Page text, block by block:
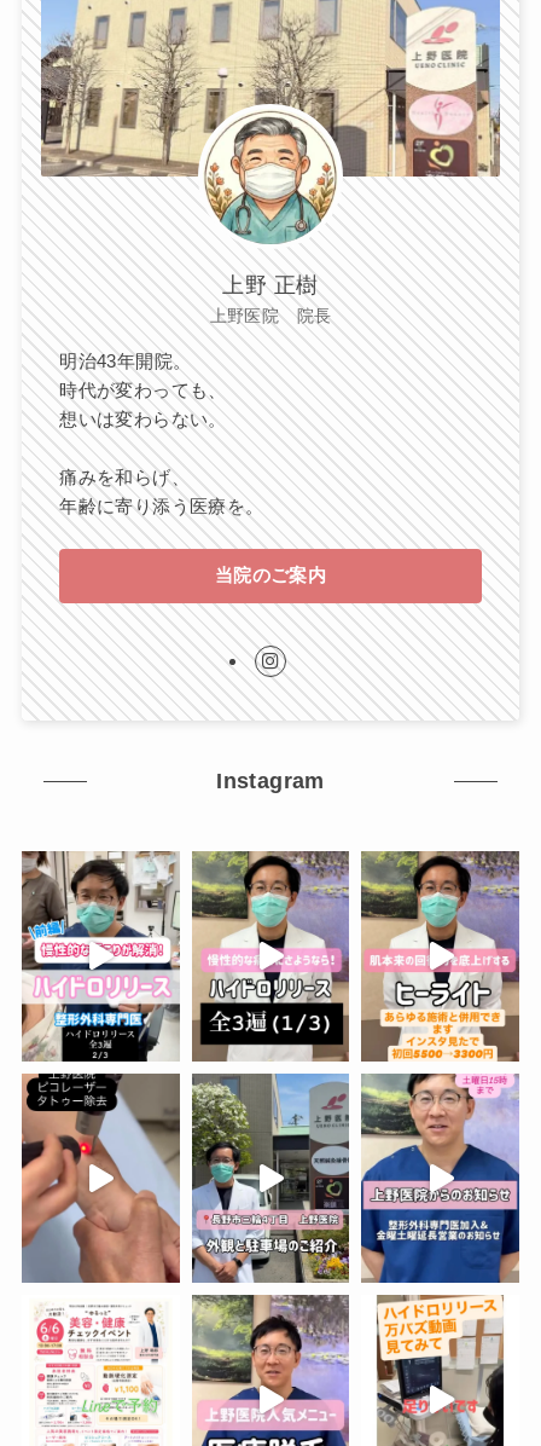
上野 正樹
上野医院 院長
明治43年開院。
時代が変わっても、
想いは変わらない。
痛みを和らげ、
年齢に寄り添う医療を。
当院のご案内
Instagram